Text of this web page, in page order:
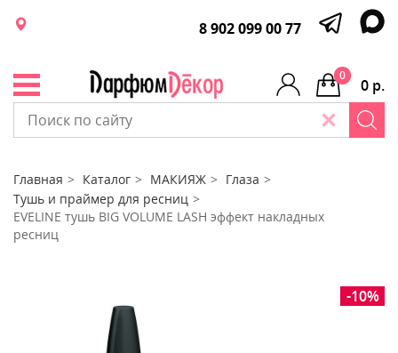
8 902 099 00 77
0 р.
0
Главная Каталог МАКИЯЖ
Глаза
Тушь и праймер для ресниц
EVELINE тушь BIG VOLUME LASH эффект накладных
ресниц
-10%